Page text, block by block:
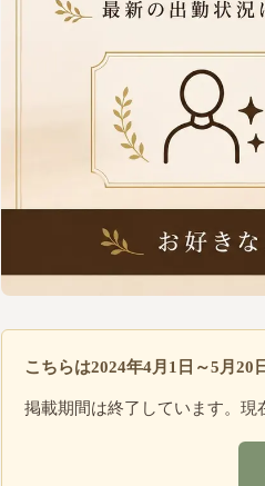
こちらは2024年4月1日～5月20
掲載期間は終了しています。現